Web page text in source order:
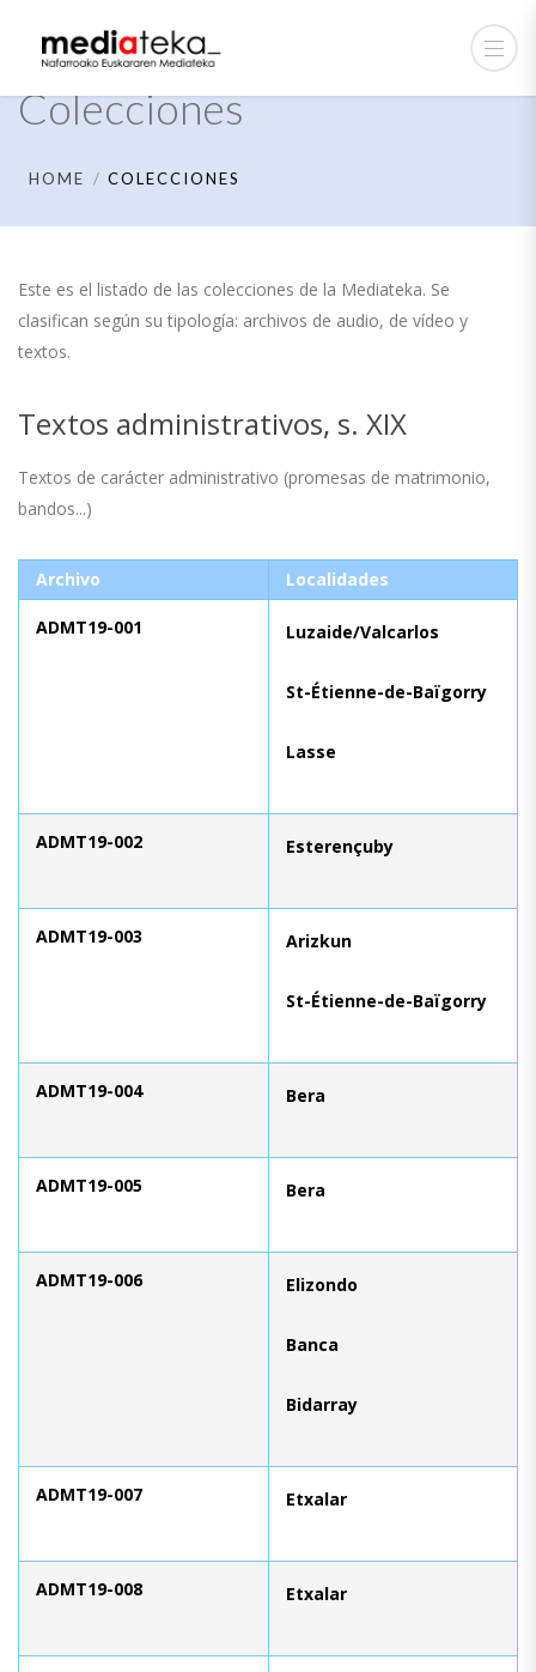
Colecciones
HOME COLECCIONES
Este es el listado de las colecciones de la Mediateka. Se
clasifican según su tipología: archivos de audio, de vídeo y
textos.
Textos administrativos, s. XIX
Textos de carácter administrativo (promesas de matrimonio,
bandos...)
Archivo Localidades
ADMT19-001 Luzaide/Valcarlos
St-Étienne-de-Baïgorry
Lasse
ADMT19-002 Esterençuby
ADMT19-003 Arizkun
St-Étienne-de-Baïgorry
ADMT19-004 Bera
ADMT19-005 Bera
ADMT19-006 Elizondo
Banca
Bidarray
ADMT19-007 Etxalar
ADMT19-008 Etxalar